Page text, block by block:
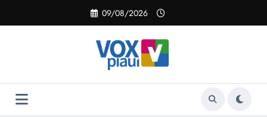
o
09/08/2026